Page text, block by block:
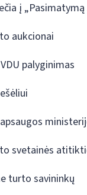
į
aukcionai
palyginimas
svetainės
turto savininkų